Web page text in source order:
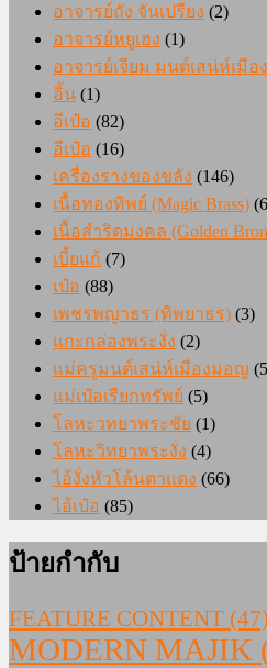
อาจารย์ถัง จันเปรียง (2)
อาจารย์หยูเฮง (1)
อาจารย์เจียม มนต์เสน่ห์เมื
อิ้น (1)
อีเป๋อ (82)
อีเป๋อ (16)
เครื่องรางของขลัง (146)
เนื้อทองทิพย์ (Magic Brass)
เนื้อสำริดมงคล (Golden
เบี้ยแก้ (7)
เป๋อ (88)
เพชรพญาธร (ทิพยาธร) (3)
แกะกล่องพระงั่ง (2)
แม่ครูมนต์เสน่ห์เมืองมอญ
แม่เป๋อเรียกทรัพย์ (5)
โลหะวทยาพระชัย (1)
โลหะวิทยาพระงั่ง (4)
ไอ้งั่งหัวโล้นตาแดง (66)
ไอ้เป๋อ (85)
ป้ายกำกับ
FEATURE CONTENT (47)
MODERN MAJIK